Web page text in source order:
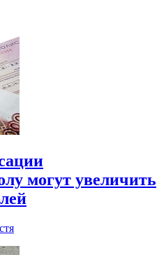
могут увеличить